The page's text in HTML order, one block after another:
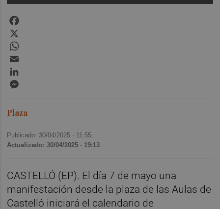
Plaza
Publicado: 30/04/2025 · 11:55
Actualizado: 30/04/2025 · 19:13
CASTELLÓ (EP). El día 7 de mayo una
manifestación desde la plaza de las Aulas de
Castelló iniciará el calendario de